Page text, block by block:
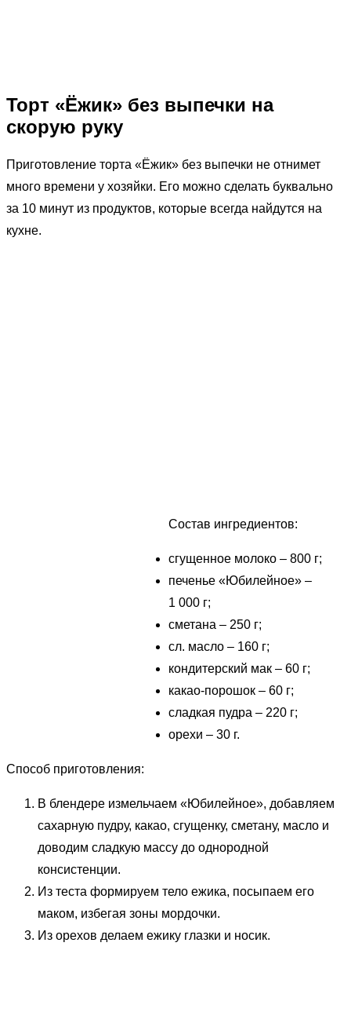
Торт «Ёжик» без выпечки на
скорую руку
Приготовление торта «Ёжик» без выпечки не отнимет
много времени у хозяйки. Его можно сделать буквально
за 10 минут из продуктов, которые всегда найдутся на
кухне.
Состав ингредиентов:
сгущенное молоко – 800 г;
печенье «Юбилейное» –
1 000 г;
сметана – 250 г;
сл. масло – 160 г;
кондитерский мак – 60 г;
какао-порошок – 60 г;
сладкая пудра – 220 г;
орехи – 30 г.
Способ приготовления:
В блендере измельчаем «Юбилейное», добавляем
сахарную пудру, какао, сгущенку, сметану, масло и
доводим сладкую массу до однородной
консистенции.
Из теста формируем тело ежика, посыпаем его
маком, избегая зоны мордочки.
Из орехов делаем ежику глазки и носик.